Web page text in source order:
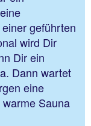
geführten
wird Dir
Dir ein
Dann wartet
eine
Sauna